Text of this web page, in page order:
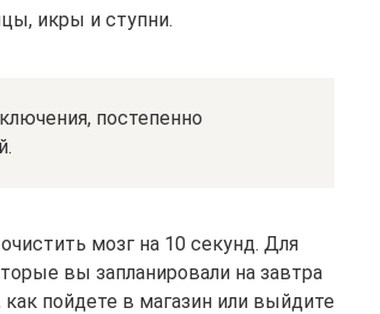
икры и ступни.
постепенно
мозг на 10 секунд. Для
вы запланировали на завтра
пойдете в магазин или выйдите